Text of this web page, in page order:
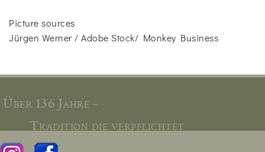
Picture sources
Jürgen Werner / Adobe Stock/ Monkey Business
Über 136 Jahre -
Tradition die verpflichtet